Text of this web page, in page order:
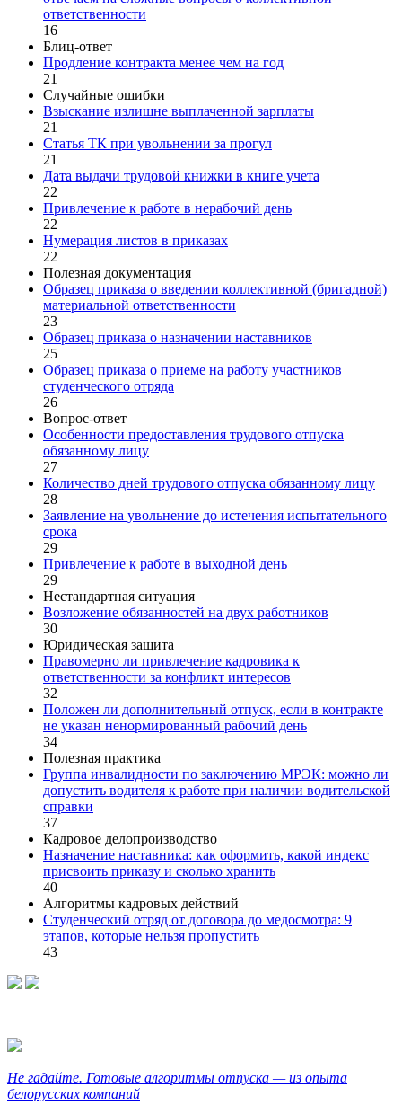
ответственности
16
Блиц-ответ
Продление контракта менее чем на год
21
Случайные ошибки
Взыскание излишне выплаченной зарплаты
21
Статья ТК при увольнении за прогул
21
Дата выдачи трудовой книжки в книге учета
22
Привлечение к работе в нерабочий день
22
Нумерация листов в приказах
22
Полезная документация
Образец приказа о введении коллективной (бригадной)
материальной ответственности
23
Образец приказа о назначении наставников
25
Образец приказа о приеме на работу участников
студенческого отряда
26
Вопрос-ответ
Особенности предоставления трудового отпуска
обязанному лицу
27
Количество дней трудового отпуска обязанному лицу
28
Заявление на увольнение до истечения испытательного
срока
29
Привлечение к работе в выходной день
29
Нестандартная ситуация
Возложение обязанностей на двух работников
30
Юридическая защита
Правомерно ли привлечение кадровика к
ответственности за конфликт интересов
32
Положен ли дополнительный отпуск, если в контракте
не указан ненормированный рабочий день
34
Полезная практика
Группа инвалидности по заключению МРЭК: можно ли
допустить водителя к работе при наличии водительской
справки
37
Кадровое делопроизводство
Назначение наставника: как оформить, какой индекс
присвоить приказу и сколько хранить
40
Алгоритмы кадровых действий
Студенческий отряд от договора до медосмотра: 9
этапов, которые нельзя пропустить
43
Не гадайте. Готовые алгоритмы отпуска — из опыта
белорусских компаний